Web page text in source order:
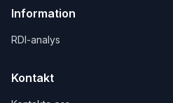
Information
RDI-analys
Kontakt